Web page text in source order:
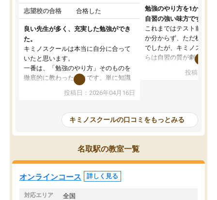
志望校の合格 合格した
良い先生が多く、充実した勉強ができ
た。
キミノスクールは本当に自分に合って
いたと思います。
一番は、「勉強のやり方」そのものを
徹底的に教わったことです。単に知識
を詰め込むのではなく、自学自習の習
慣が身につくよう並走してくれるの
はなくなりました。
講師の方との距離も近く、親身なコー
チングのおかげで、停滞期もモチベー
ションを維持できました。「やらされ
る勉強」から「目標のための勉強」へ
意識が変わったことが、目標校への合
投稿日：2026年04月16日
勉強のやり方を1から教
自習の強い味方です。
これまではテスト前に何
か分からず、ただ机に座
でしたが、キミノスクー
らは自習の質が劇的に変
を明確にしてくれるの
の仕方をコーチングして
ルなので、家での学習習
身につきました。結果と
た。自分から学ぶ姿勢を
投稿日：
キミノスクールの口コミをもっとみる
名取駅の教室一覧
オンラインコース 詳しく見る
対応エリア 全国